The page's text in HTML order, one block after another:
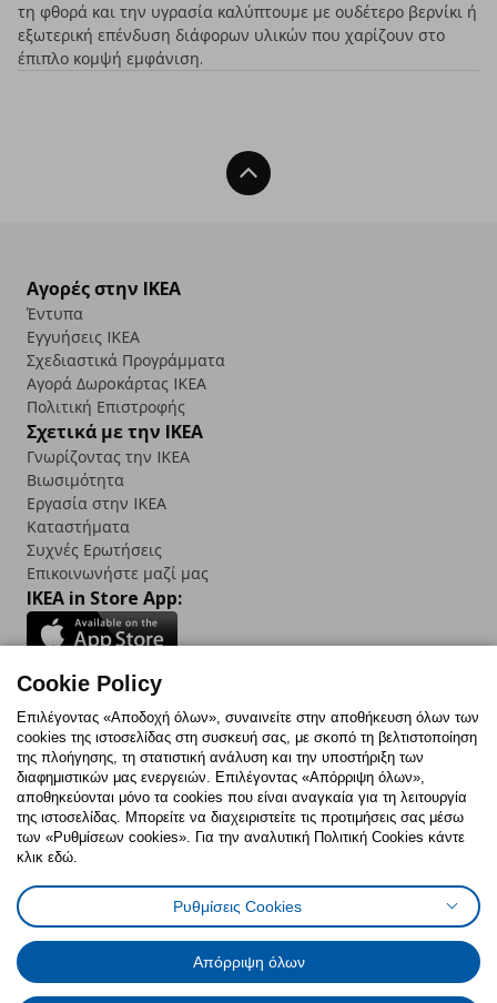
τη φθορά και την υγρασία καλύπτουμε με ουδέτερο βερνίκι ή
εξωτερική επένδυση διάφορων υλικών που χαρίζουν στο
έπιπλο κομψή εμφάνιση.
Back To Top
Αγορές στην IKEA
Έντυπα
Εγγυήσεις IKEA
Σχεδιαστικά Προγράμματα
Αγορά Δωρoκάρτας IKEA
Πολιτική Επιστροφής
Σχετικά με την IKEA
Γνωρίζοντας την IKEA
Βιωσιμότητα
Εργασία στην IKEA
Καταστήματα
Συχνές Ερωτήσεις
Επικοινωνήστε μαζί μας
IKEA in Store App:
Follow us:
FacebookInstagram
TikTokYoutubePinterestTwitter
Πολιτική CookiesΔήλωση ψηφιακής προσβασιμότητας
Ρυθμίσεις cookiesΌροι Χρήσης
Γενική Πολιτική Προσωπικών Δεδομένων
Πολιτική Προσωπικών Δεδομένων για ΙΚΕΑ.gr
Κώδικας Καταναλωτικής Δεοντολογίας
Cookie Policy
Επιλέγοντας «Αποδοχή όλων», συναινείτε στην αποθήκευση όλων των
cookies της ιστοσελίδας στη συσκευή σας, με σκοπό τη βελτιστοποίηση
της πλοήγησης, τη στατιστική ανάλυση και την υποστήριξη των
διαφημιστικών μας ενεργειών. Επιλέγοντας «Απόρριψη όλων»,
αποθηκεύονται μόνο τα cookies που είναι αναγκαία για τη λειτουργία
της ιστοσελίδας. Μπορείτε να διαχειριστείτε τις προτιμήσεις σας μέσω
των «Ρυθμίσεων cookies». Για την αναλυτική Πολιτική Cookies κάντε
κλικ εδώ.
Ρυθμίσεις Cookies
Απόρριψη όλων